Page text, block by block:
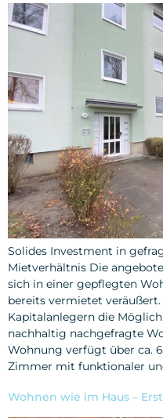
Solides Investment in
Mietverhältnis Die
sich in einer gepflegten
bereits vermietet
Kapitalanlegern die
nachhaltig nachgefragte
Wohnung verfügt über ca.
Zimmer mit funktionaler
Wohnen wie im Haus –